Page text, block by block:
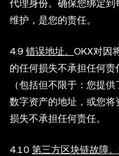
代理身份。确保您绑定
维护，是您的责任。
4.9 错误地址。 OKX对因
的任何损失不承担任何
（包括但不限于：您提
数字资产的地址，或您
损失不承担任何责任。
4.10 第三方区块链故障。